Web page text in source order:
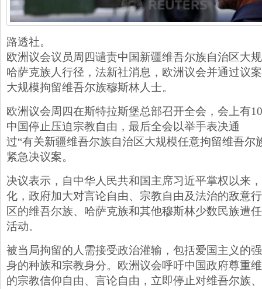
路透社。
欧洲议会议员周四谴责中国新疆维吾尔族自治区大
哈萨克族人行径，法新社消息，欧洲议会并通过议
大规模拘留维吾尔族穆斯林人士。
欧洲议会周四在斯特拉斯堡总部召开全会，会上有
中国停止压迫宗教自由，最后全会以举手表决通
过“有关新疆维吾尔族自治区大规模任意拘留维吾尔
紧急决议案。
决议表示，自中华人民共和国主席习近平掌权以来
化，政府加大对言论自由、宗教自由及法治的敌意
区的维吾尔族、哈萨克族和其他穆斯林少数民族遭
活动。
被当局拘留的人需接受政治灌输，包括爱国主义的
身的种族和宗教身分。欧洲议会呼吁中国政府尊重
的宗教信仰自由、言论自由，立即停止对维吾尔族